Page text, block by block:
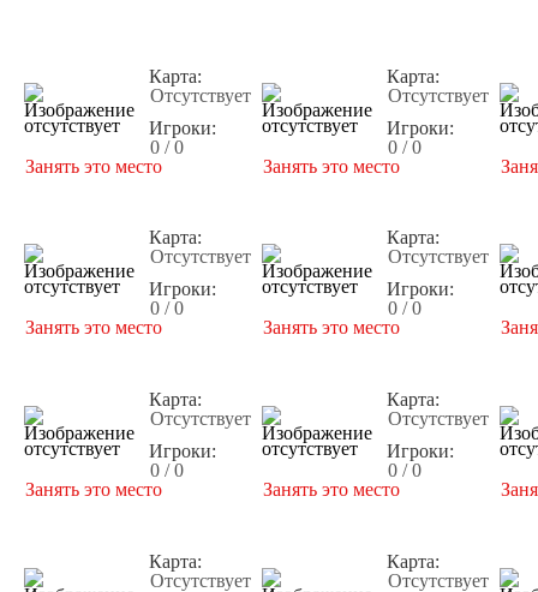
Карта:
Отсутствует
Игроки:
0 / 0
Занять это место
Карта:
Отсутствует
Игроки:
0 / 0
Занять это место
Карта:
Отсутствует
Игроки:
0 / 0
Занять это место
Карта:
Отсутствует
Игроки:
0 / 0
Занять это место
Карта:
Отсутствует
Игроки:
0 / 0
Занять это место
Карта:
Отсутствует
Игроки:
0 / 0
Занять это место
Карта:
Отсутствует
Карта:
Отсутствует